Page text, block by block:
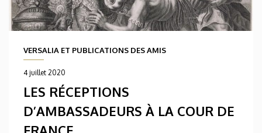
VERSALIA ET PUBLICATIONS DES AMIS
4 juillet 2020
LES RÉCEPTIONS
D’AMBASSADEURS À LA COUR DE